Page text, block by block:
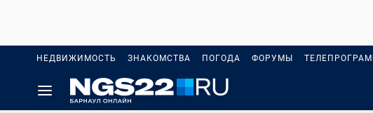
НЕДВИЖИМОСТЬ ЗНАКОМСТВА ПОГОДА ФОРУМЫ